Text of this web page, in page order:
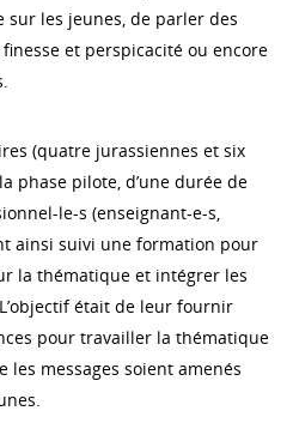
les jeunes, de parler des
et perspicacité ou encore
(quatre jurassiennes et six
phase pilote, d’une durée de
le-s (enseignant-e-s,
ainsi suivi une formation pour
la thématique et intégrer les
était de leur fournir
pour travailler la thématique
les messages soient amenés